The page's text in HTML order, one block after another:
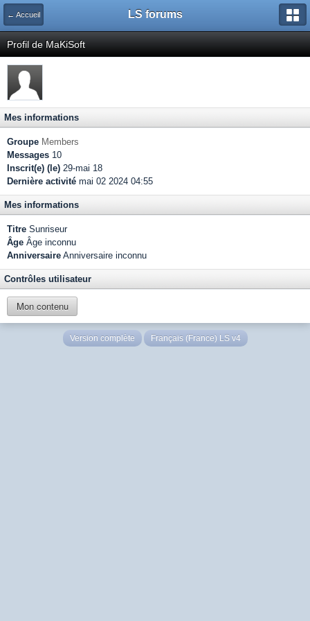
← Accueil LS forums
Profil de MaKiSoft
Mes informations
Groupe Members
Messages 10
Inscrit(e) (le) 29-mai 18
Dernière activité mai 02 2024 04:55
Mes informations
Titre Sunriseur
Âge Âge inconnu
Anniversaire Anniversaire inconnu
Contrôles utilisateur
Mon contenu
Version complète Français (France) LS v4